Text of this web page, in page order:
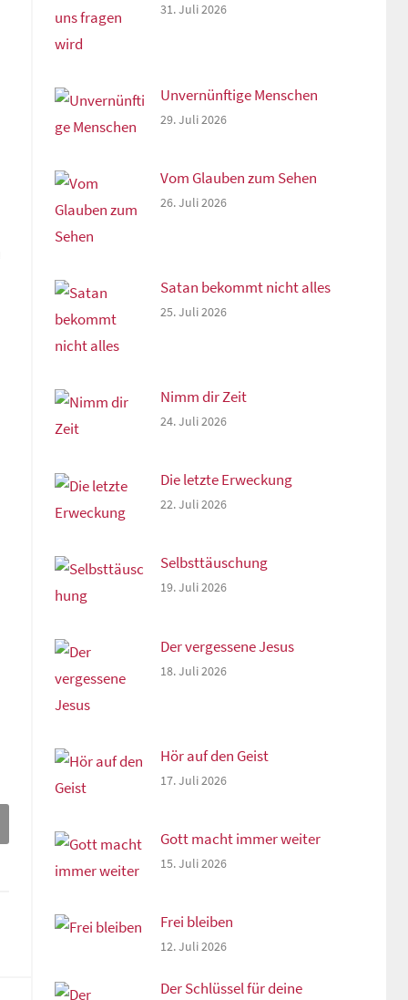
31. Juli 2026
Unvernünftige Menschen
29. Juli 2026
Vom Glauben zum Sehen
26. Juli 2026
Satan bekommt nicht alles
25. Juli 2026
Nimm dir Zeit
24. Juli 2026
Die letzte Erweckung
22. Juli 2026
Selbsttäuschung
19. Juli 2026
Der vergessene Jesus
18. Juli 2026
Hör auf den Geist
17. Juli 2026
Gott macht immer weiter
15. Juli 2026
Frei bleiben
12. Juli 2026
Der Schlüssel für deine